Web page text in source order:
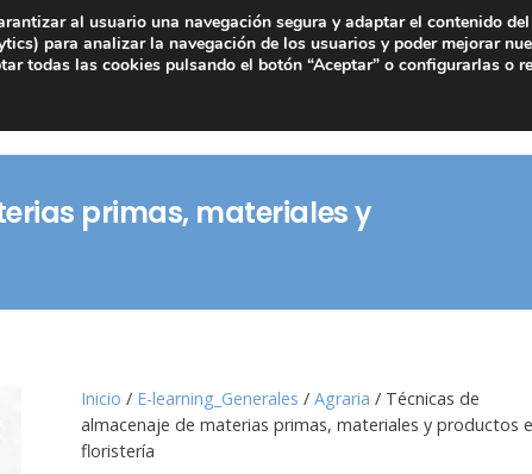
primas, materiales y
Inicio / E-learning_Generales /Agraria / Técnicas de
almacenaje de materias primas, materiales y productos
floristería
al usuario una navegación segura y adaptar el contenido
para analizar la navegación de los usuarios y poder mejorar
todas las cookies pulsando el botón “Aceptar” o configurarlas o